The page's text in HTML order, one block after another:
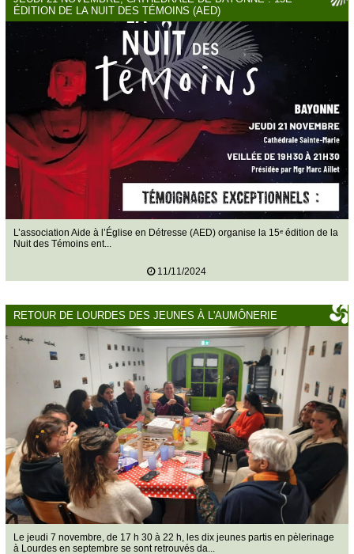
ÉDITION DE LA NUIT DES TÉMOINS (AED)
L’association Aide à l’Église en Détresse (AED) organise la 15ᵉ édition de la
Nuit des Témoins ent...
11/11/2024
RETOUR DE LOURDES DES JEUNES À L'AUMÔNERIE
Le jeudi 7 novembre, de 17 h 30 à 22 h, les dix jeunes partis en pèlerinage
à Lourdes en septembre se sont retrouvés da...